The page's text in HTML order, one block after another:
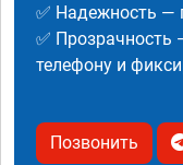
✅ Надежность —
✅ Прозрачность
телефону и
Позвонить